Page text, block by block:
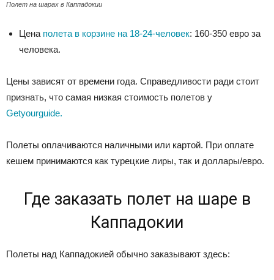
Полет на шарах в Каппадокии
Цена полета в корзине на 18-24-человек: 160-350 евро за
человека.
Цены зависят от времени года. Справедливости ради стоит
признать, что самая низкая стоимость полетов у
Getyourguide.
Полеты оплачиваются наличными или картой. При оплате
кешем принимаются как турецкие лиры, так и доллары/евро.
Где заказать полет на шаре в
Каппадокии
Полеты над Каппадокией обычно заказывают здесь: